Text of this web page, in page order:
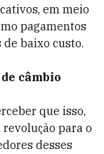
em meio
pagamentos
de baixo custo.
câmbio
que isso,
para o
desses